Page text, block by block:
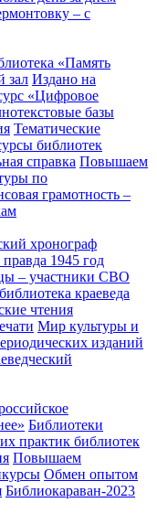
– с
«Память
зал Издано на
«Цифровое
базы
Тематические
библиотек
справка Повышаем
по
грамотность –
хронограф
1945 год
– участники СВО
краеведа
чтения
Мир культуры и
изданий
Библиотеки
практик библиотек
Повышаем
Обмен опытом
Библиокараван-2023